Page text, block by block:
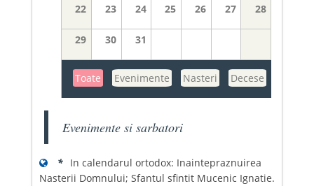
22 23 24 25 26 27 28
29 30 31
Toate Evenimente Nasteri Decese
Evenimente si sarbatori
* In calendarul ortodox: Inaintepraznuirea
Nasterii Domnului; Sfantul sfintit Mucenic Ignatie.